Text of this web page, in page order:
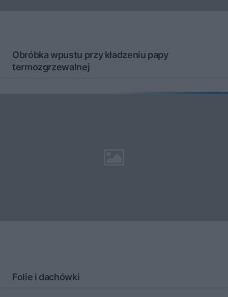
Obróbka wpustu przy kładzeniu papy
termozgrzewalnej
Folie i dachówki